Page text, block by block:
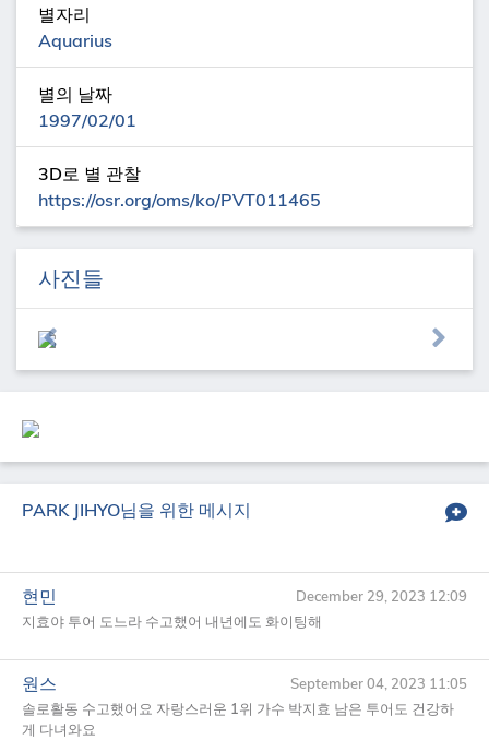
별자리
Aquarius
별의 날짜
1997/02/01
3D로 별 관찰
https://osr.org/oms/ko/PVT011465
사진들
Previous Next
PARK JIHYO님을 위한 메시지
현민
December 29, 2023 12:09
지효야 투어 도느라 수고했어 내년에도 화이팅해
원스
September 04, 2023 11:05
솔로활동 수고했어요 자랑스러운 1위 가수 박지효 남은 투어도 건강하
게 다녀와요